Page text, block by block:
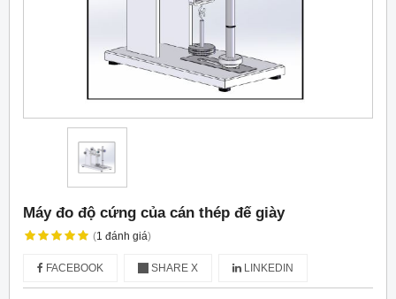
Máy đo độ cứng của cán thép đế giày
(1 đánh giá)
FACEBOOK SHARE X LINKEDIN